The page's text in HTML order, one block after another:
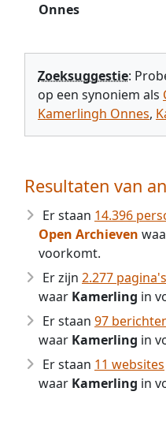
Onnes
Zoeksuggestie:
op een synoniem als
Kamerlingh Onnes,
Resultaten van
Er staan 14.396
Open Archieven
voorkomt.
Er zijn 2.277 pagina's
waar Kamerling in
Er staan 97
waar Kamerling in
Er staan 11 websites
waar Kamerling in